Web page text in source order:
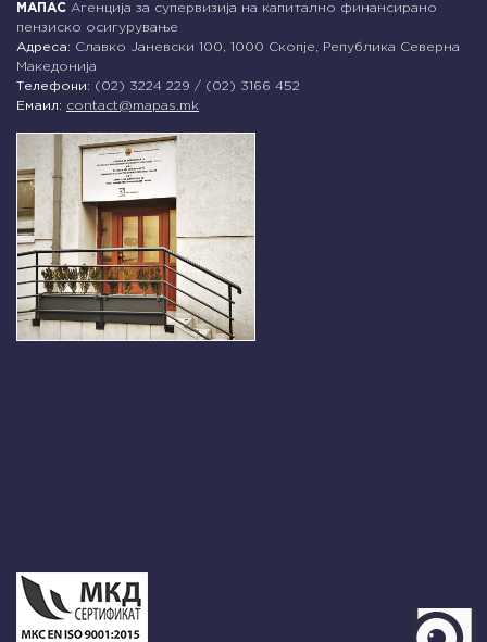
МАПАС Агенција за супервизија на капитално финансирано
пензиско осигурување
Адреса: Славко Јаневски 100, 1000 Скопје, Република Северна
Македонија
Телефони: (02) 3224 229 / (02) 3166 452
Емаил: contact@mapas.mk